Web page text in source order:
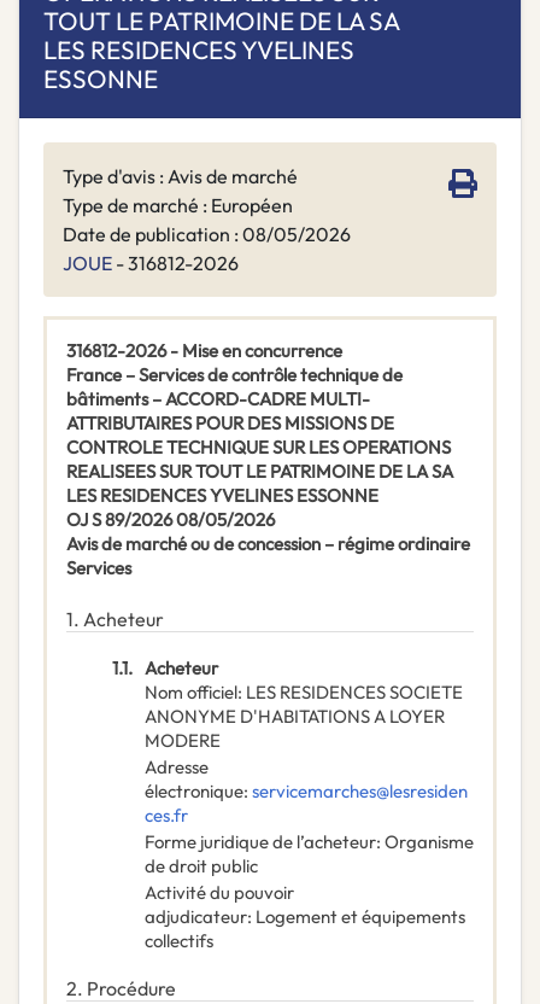
TOUT LE PATRIMOINE DE LA SA
LES RESIDENCES YVELINES
ESSONNE
Type d'avis : Avis de marché
Type de marché : Européen
Date de publication : 08/05/2026
JOUE - 316812-2026
316812-2026 - Mise en concurrence
France – Services de contrôle technique de
bâtiments – ACCORD-CADRE MULTI-
ATTRIBUTAIRES POUR DES MISSIONS DE
CONTROLE TECHNIQUE SUR LES OPERATIONS
REALISEES SUR TOUT LE PATRIMOINE DE LA SA
LES RESIDENCES YVELINES ESSONNE
OJ S 89/2026 08/05/2026
Avis de marché ou de concession – régime ordinaire
Services
1. Acheteur
1.1. Acheteur
Nom officiel: LES RESIDENCES SOCIETE
ANONYME D'HABITATIONS A LOYER
MODERE
Adresse
électronique: servicemarches@lesresiden
ces.fr
Forme juridique de l’acheteur: Organisme
de droit public
Activité du pouvoir
adjudicateur: Logement et équipements
collectifs
2. Procédure